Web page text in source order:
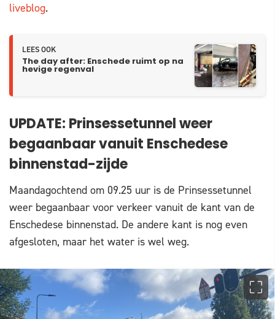
liveblog.
LEES OOK
The day after: Enschede ruimt op na
hevige regenval
UPDATE: Prinsessetunnel weer
begaanbaar vanuit Enschedese
binnenstad-zijde
Maandagochtend om 09.25 uur is de Prinsessetunnel
weer begaanbaar voor verkeer vanuit de kant van de
Enschedese binnenstad. De andere kant is nog even
afgesloten, maar het water is wel weg.